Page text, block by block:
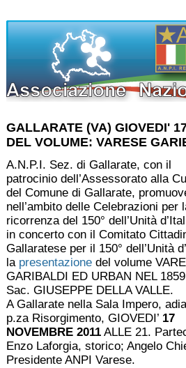
GALLARATE (VA) GIOVEDI'
DEL VOLUME: VARESE
A.N.P.I. Sez. di Gallarate, con il
patrocinio dell’Assessorato alla
del Comune di Gallarate,
nell’ambito delle Celebrazioni per
ricorrenza del 150° dell’Unità
in concerto con il Comitato
Gallaratese per il 150° dell’Unità
la presentazione del volume
GARIBALDI ED URBAN NEL
Sac. GIUSEPPE DELLA VALLE.
A Gallarate nella Sala Impero,
p.za Risorgimento, GIOVEDI’ 17
NOVEMBRE 2011 ALLE 21.
Enzo Laforgia, storico; Angelo
Presidente ANPI Varese.